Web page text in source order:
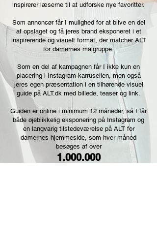
inspirerer læserne til at udforske nye favoritter.
Som annoncør får I mulighed for at blive en del
af opslaget og få jeres brand eksponeret i et
inspirerende og visuelt format, der matcher ALT
for damernes målgruppe.
Som en del af kampagnen får I ikke kun en
placering i Instagram-karrusellen, men også
jeres egen præsentation i en tilhørende visuel
guide på ALT.dk med billede, teaser og link.
Guiden er online i minimum 12 måneder, så I får
både øjeblikkelig eksponering på Instagram og
en langvarig tilstedeværelse på ALT for
damernes hjemmeside, som hver måned
besøges af over
1.000.000